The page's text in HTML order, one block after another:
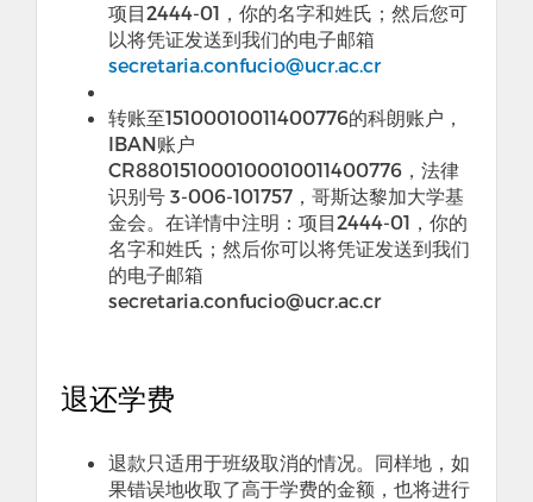
项目2444-01 ， 你的名字和姓氏 ； 然后您可
以将凭证发送到我们的电子邮箱
secretaria.confucio@ucr.ac.cr
转账至15100010011400776的科朗账户 ，
IBAN账户
CR880151000100010011400776 ， 法律
识别号 3-006-101757 ， 哥斯达黎加大学基
金会。在详情中注明：项目2444-01 ，你的
名字和姓氏；然后你可以将凭证发送到我们
的电子邮箱
secretaria.confucio@ucr.ac.cr
退还学费
退款只适用于班级取消的情况。同样地 ， 如
果错误地收取了高于学费的金额 ， 也将进行